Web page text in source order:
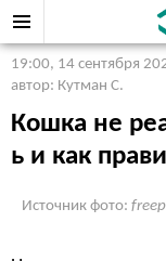
19:00, 14 сентября
автор: Кутман С.
Кошка не
ь и как
Источник фото: